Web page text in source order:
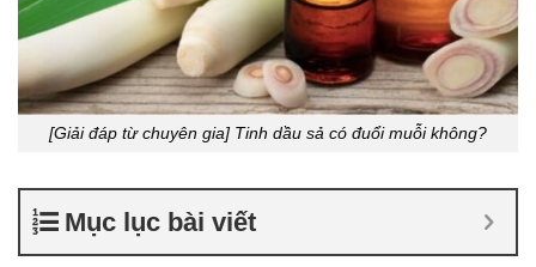
[Giải đáp từ chuyên gia] Tinh dầu sả có đuổi muỗi không?
Mục lục bài viết